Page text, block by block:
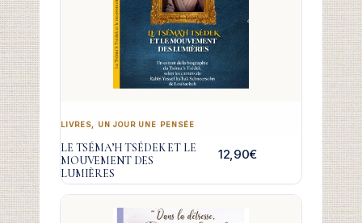
LIVRES, UN JOUR UNE PENSÉE
LE TSÉMA’H TSÉDEK ET LE
MOUVEMENT DES
LUMIÈRES
12,90€